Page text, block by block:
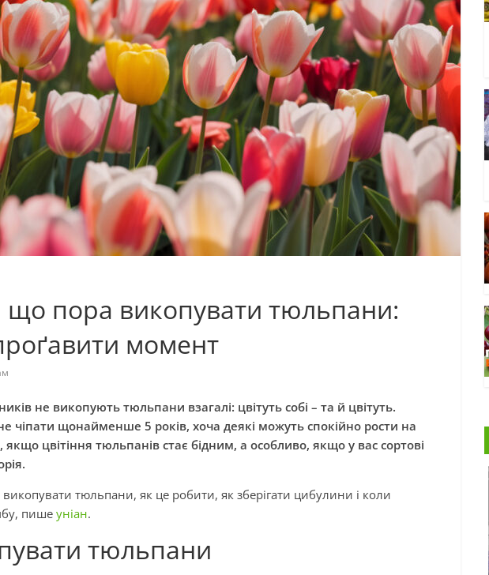
що пора викопувати тюльпани:
момент
не викопують тюльпани взагалі: цвітуть собі – та й цвітуть.
чіпати щонайменше 5 років, хоча деякі можуть спокійно рости на
цвітіння тюльпанів стає бідним, а особливо, якщо у вас сортові
тюльпани, як це робити, як зберігати цибулини і коли
пишеуніан.
тюльпани